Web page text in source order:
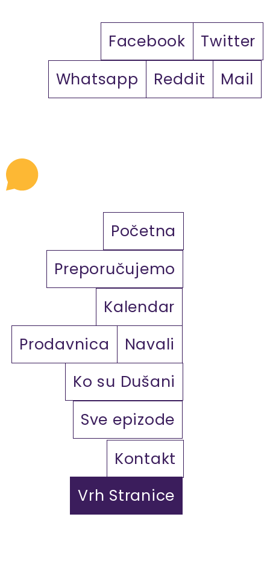
Facebook
Twitter
Whatsapp
Reddit Mail
Početna
Preporučujemo
Kalendar
Prodavnica
Navali
Ko su Dušani
Sve epizode
Kontakt
Vrh Stranice